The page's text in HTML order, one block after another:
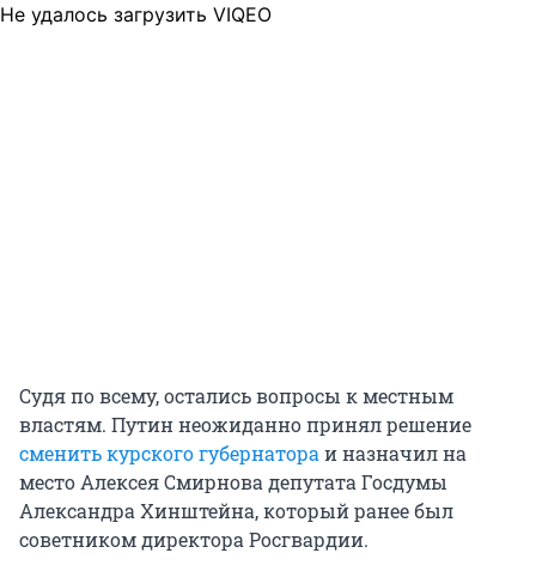
Не удалось загрузить VIQEO
Судя по всему, остались вопросы к местным
властям. Путин неожиданно принял решение
сменить курского губернатора и назначил на
место Алексея Смирнова депутата Госдумы
Александра Хинштейна, который ранее был
советником директора Росгвардии.